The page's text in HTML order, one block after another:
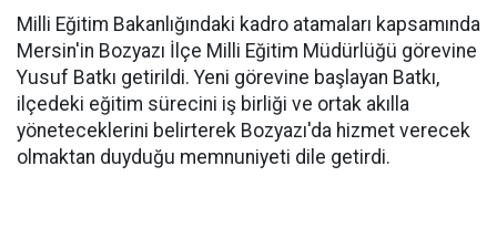
Milli Eğitim Bakanlığındaki kadro atamaları kapsamında
Mersin'in Bozyazı İlçe Milli Eğitim Müdürlüğü görevine
Yusuf Batkı getirildi. Yeni görevine başlayan Batkı,
ilçedeki eğitim sürecini iş birliği ve ortak akılla
yöneteceklerini belirterek Bozyazı'da hizmet verecek
olmaktan duyduğu memnuniyeti dile getirdi.